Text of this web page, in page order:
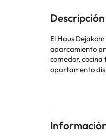
El Haus
aparcamiento privado gratuito. El apartamento es amplio y dispone de 2 dormitorios, 2
comedor, cocina
En este
llegada. Para